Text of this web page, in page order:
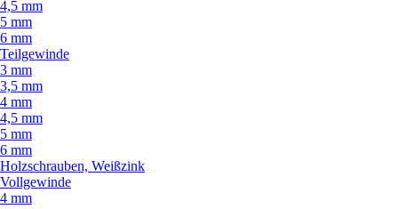
4,5 mm
5 mm
6 mm
Teilgewinde
3 mm
3,5 mm
4 mm
4,5 mm
5 mm
6 mm
Holzschrauben, Weißzink
Vollgewinde
4 mm